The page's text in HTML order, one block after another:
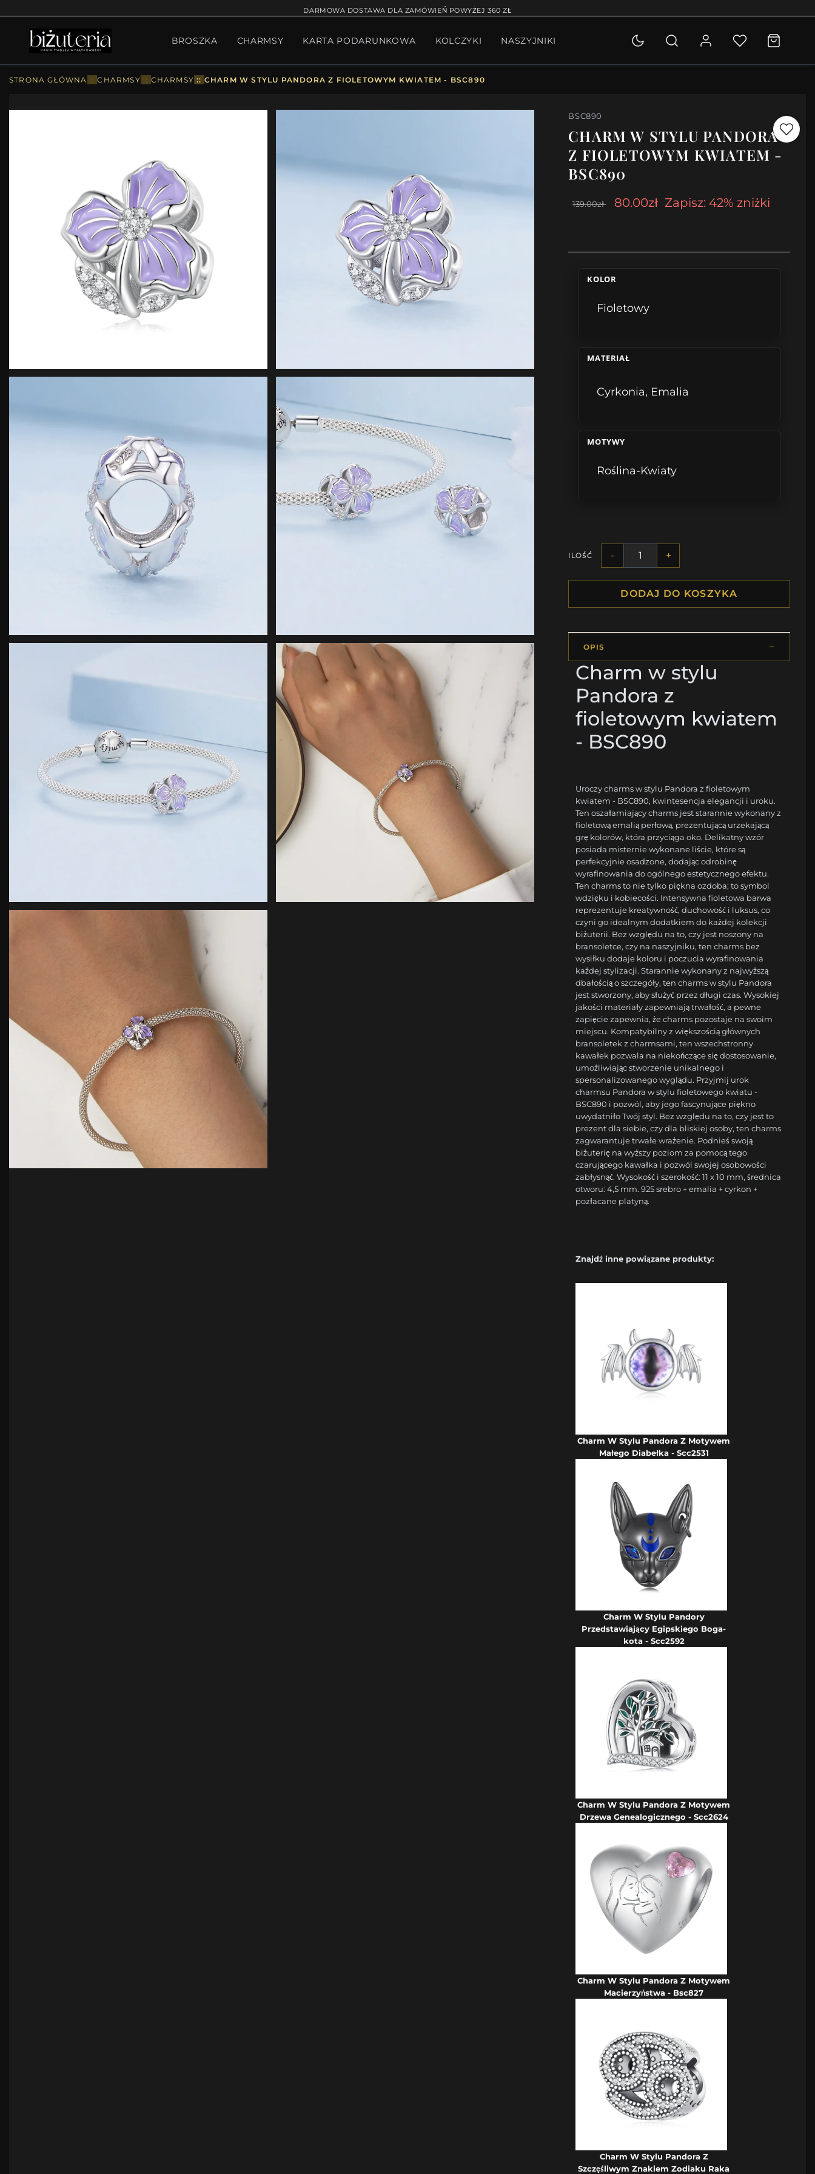
DARMOWA DOSTAWA DLA ZAMÓWIEŃ POWYŻEJ 360 ZŁ
GORĄCA SPRZEDAŻ BRANSOLETKA NA NOGĘ BRANSOLETKI
BROSZKA CHARMSY KARTA PODARUNKOWA KOLCZYKI NASZYJNIKI
STRONA GŁÓWNA ::CHARMSY :: CHARMSY :: CHARM W STYLU PANDORA Z FIOLETOWYM KWIATEM - BSC890
BSC890
CHARM W STYLU PANDORA
Z FIOLETOWYM KWIATEM -
BSC890
139.00zł 80.00zł Zapisz: 42% zniżki
KOLOR
Fioletowy
MATERIAŁ
Cyrkonia, Emalia
MOTYWY
Roślina-Kwiaty
ILOŚĆ - +
DODAJ DO KOSZYKA
OPIS
Charm w stylu
Pandora z
fioletowym kwiatem
- BSC890
Uroczy charms w stylu Pandora z fioletowym
kwiatem - BSC890, kwintesencja elegancji i uroku.
Ten oszałamiający charms jest starannie wykonany z
fioletową emalią perłową, prezentującą urzekającą
grę kolorów, która przyciąga oko. Delikatny wzór
posiada misternie wykonane liście, które są
perfekcyjnie osadzone, dodając odrobinę
wyrafinowania do ogólnego estetycznego efektu.
Ten charms to nie tylko piękna ozdoba; to symbol
wdzięku i kobiecości. Intensywna fioletowa barwa
reprezentuje kreatywność, duchowość i luksus, co
czyni go idealnym dodatkiem do każdej kolekcji
biżuterii. Bez względu na to, czy jest noszony na
bransoletce, czy na naszyjniku, ten charms bez
wysiłku dodaje koloru i poczucia wyrafinowania
każdej stylizacji. Starannie wykonany z najwyższą
dbałością o szczegóły, ten charms w stylu Pandora
jest stworzony, aby służyć przez długi czas. Wysokiej
jakości materiały zapewniają trwałość, a pewne
zapięcie zapewnia, że charms pozostaje na swoim
miejscu. Kompatybilny z większością głównych
bransoletek z charmsami, ten wszechstronny
kawałek pozwala na niekończące się dostosowanie,
umożliwiając stworzenie unikalnego i
spersonalizowanego wyglądu. Przyjmij urok
charmsu Pandora w stylu fioletowego kwiatu -
BSC890 i pozwól, aby jego fascynujące piękno
uwydatniło Twój styl. Bez względu na to, czy jest to
prezent dla siebie, czy dla bliskiej osoby, ten charms
zagwarantuje trwałe wrażenie. Podnieś swoją
biżuterię na wyższy poziom za pomocą tego
czarującego kawałka i pozwól swojej osobowości
zabłysnąć. Wysokość i szerokość: 11 x 10 mm, średnica
otworu: 4,5 mm. 925 srebro + emalia + cyrkon +
pozłacane platyną.
Znajdź inne powiązane produkty:
Charm W Stylu Pandora Z Motywem
Małego Diabełka - Scc2531
Charm W Stylu Pandory
Przedstawiający Egipskiego Boga-
kota - Scc2592
Charm W Stylu Pandora Z Motywem
Drzewa Genealogicznego - Scc2624
Charm W Stylu Pandora Z Motywem
Macierzyństwa - Bsc827
Charm W Stylu Pandora Z
Szczęśliwym Znakiem Zodiaku Raka